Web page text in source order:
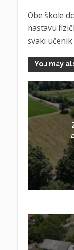
Obe škole
nastavu
svaki učenik
You may